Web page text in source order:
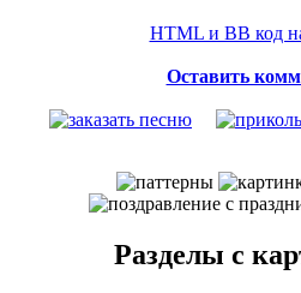
HTML и BB код
Оставить
Разделы с